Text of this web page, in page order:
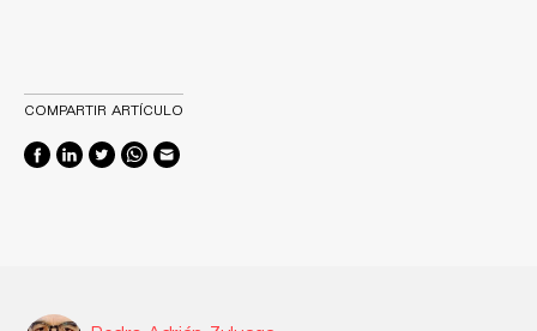
COMPARTIR ARTÍCULO